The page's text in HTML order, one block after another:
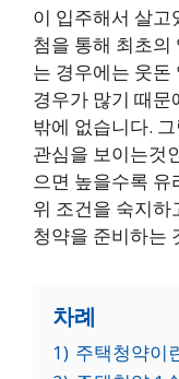
이 입주해서 살
첨을 통해 최초
는 경우에는 웃돈
경우가 많기 때문
밖에 없습니다.
관심을 보이는것
으면 높을수록
위 조건을 숙지하
청약을 준비하는
차례
1) 주택청약이